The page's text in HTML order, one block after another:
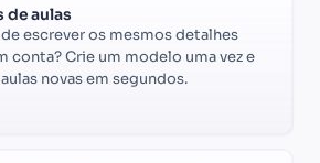
de aulas
escrever os mesmos detalhes
conta? Crie um modelo uma vez e
novas em segundos.